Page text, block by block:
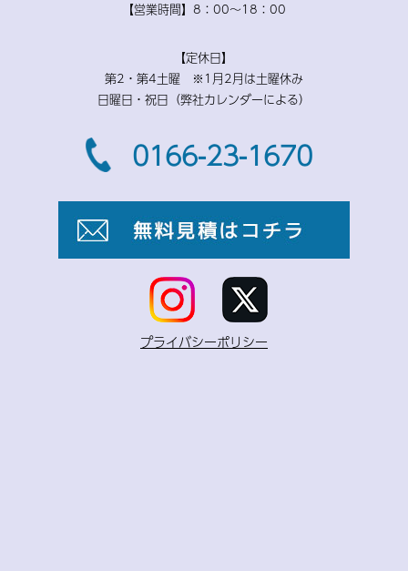
【営業時間】8：00〜18：00
【定休日】
第2・第4土曜 ※1月2月は土曜休み
日曜日・祝日（弊社カレンダーによる）
0166-23-1670
プライバシーポリシー